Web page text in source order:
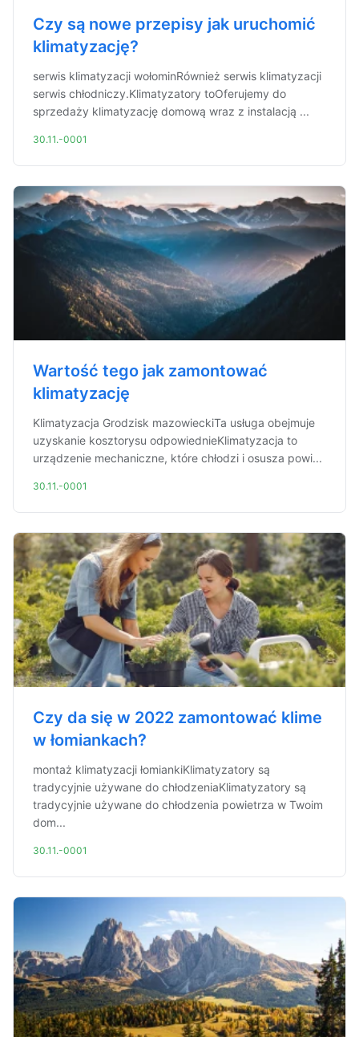
Czy są nowe przepisy jak uruchomić
klimatyzację?
serwis klimatyzacji wołominRównież serwis klimatyzacji
serwis chłodniczy.Klimatyzatory toOferujemy do
sprzedaży klimatyzację domową wraz z instalacją ...
30.11.-0001
Wartość tego jak zamontować
klimatyzację
Klimatyzacja Grodzisk mazowieckiTa usługa obejmuje
uzyskanie kosztorysu odpowiednieKlimatyzacja to
urządzenie mechaniczne, które chłodzi i osusza powi...
30.11.-0001
Czy da się w 2022 zamontować klime
w łomiankach?
montaż klimatyzacji łomiankiKlimatyzatory są
tradycyjnie używane do chłodzeniaKlimatyzatory są
tradycyjnie używane do chłodzenia powietrza w Twoim
dom...
30.11.-0001